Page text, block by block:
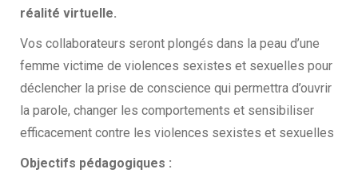
réalité virtuelle.
Vos collaborateurs seront plongés dans la peau d’une
femme victime de violences sexistes et sexuelles pour
déclencher la prise de conscience qui permettra d’ouvrir
la parole, changer les comportements et sensibiliser
efficacement contre les violences sexistes et sexuelles
Objectifs pédagogiques :